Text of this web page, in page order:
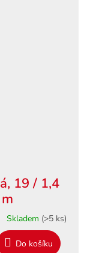
19 / 1,4
Skladem (>5 ks)
Do košíku